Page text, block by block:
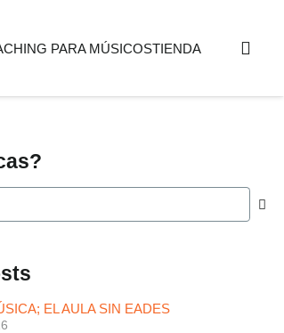
PARA MÚSICOSTIENDA
EL AULA SIN EADES